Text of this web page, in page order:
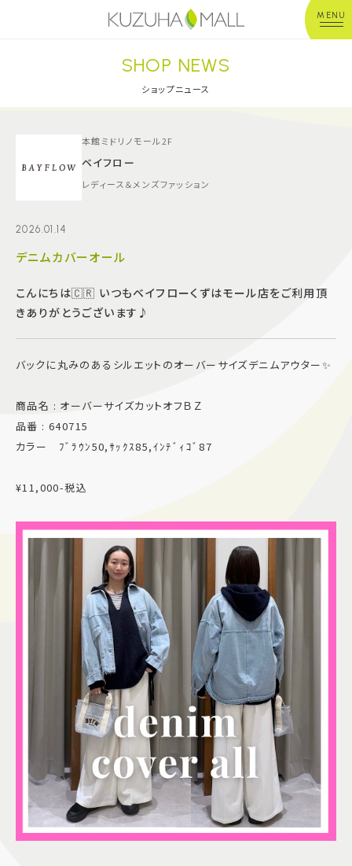
MENU
年中無休平 日：10:00~20:00
※店舗により異なる
ショップガイド
グルメ＆フード
施設案内
サイトマップ
Follow US
SHOP NEWS
ショップニュース
本館ミドリノモール2F
ベイフロー
レディース＆メンズファッション
2026.01.14
デニムカバーオール
こんにちは🇨🇷 いつもベイフローくずはモール店をご利用頂
きありがとうございます♪
バックに丸みのあるシルエットのオーバーサイズデニムアウター✨
商品名 : オーバーサイズカットオフＢＺ
品番 : 640715
カラー ﾌﾞﾗｳﾝ50,ｻｯｸｽ85,ｲﾝﾃﾞｨｺﾞ87
¥11,000-税込